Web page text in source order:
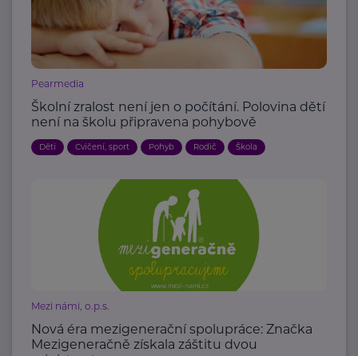
Pearmedia
Školní zralost není jen o počítání. Polovina dětí
není na školu připravena pohybově
Děti Cvičení, sport Pohyb Rodič Škola
Mezi námi, o.p.s.
Nová éra mezigenerační spolupráce: Značka
Mezigeneračně získala záštitu dvou